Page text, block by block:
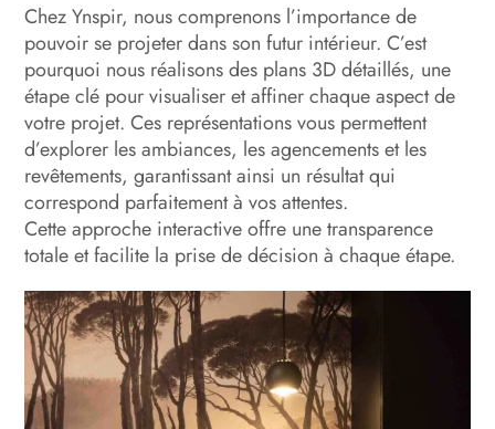
Chez Ynspir, nous comprenons l’importance de
pouvoir se projeter dans son futur intérieur. C’est
pourquoi nous réalisons des plans 3D détaillés, une
étape clé pour visualiser et affiner chaque aspect de
votre projet. Ces représentations vous permettent
d’explorer les ambiances, les agencements et les
revêtements, garantissant ainsi un résultat qui
correspond parfaitement à vos attentes.
Cette approche interactive offre une transparence
totale et facilite la prise de décision à chaque étape.